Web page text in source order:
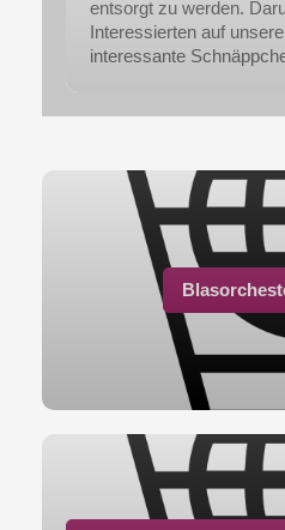
entsorgt zu werden.
Interessierten auf
interessante